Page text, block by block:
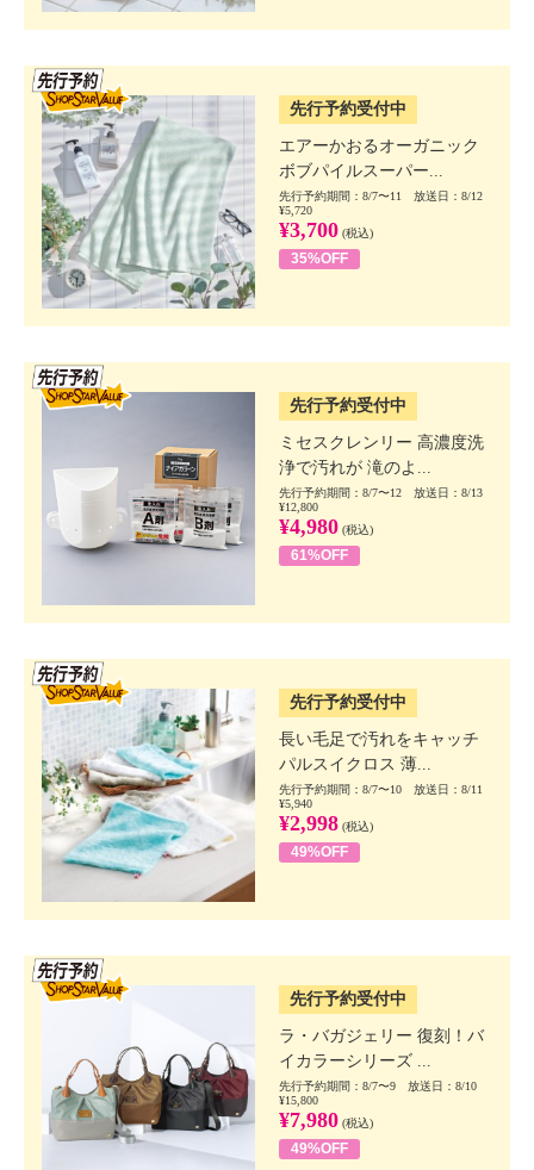
先行予約受付中
エアーかおるオーガニック
ボブパイルスーパー...
先行予約期間：8/7〜11 放送日：8/12
¥5,720
¥3,700 (税込)
35%OFF
先行予約受付中
ミセスクレンリー 高濃度洗
浄で汚れが 滝のよ...
先行予約期間：8/7〜12 放送日：8/13
¥12,800
¥4,980 (税込)
61%OFF
先行予約受付中
長い毛足で汚れをキャッチ
パルスイクロス 薄...
先行予約期間：8/7〜10 放送日：8/11
¥5,940
¥2,998 (税込)
49%OFF
先行予約受付中
ラ・バガジェリー 復刻！バ
イカラーシリーズ ...
先行予約期間：8/7〜9 放送日：8/10
¥15,800
¥7,980 (税込)
49%OFF